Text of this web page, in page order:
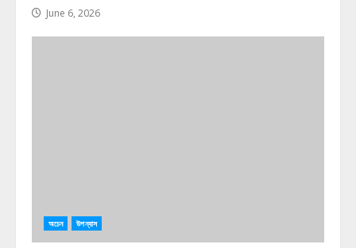
June 6, 2026
অচেন উপন্যাস